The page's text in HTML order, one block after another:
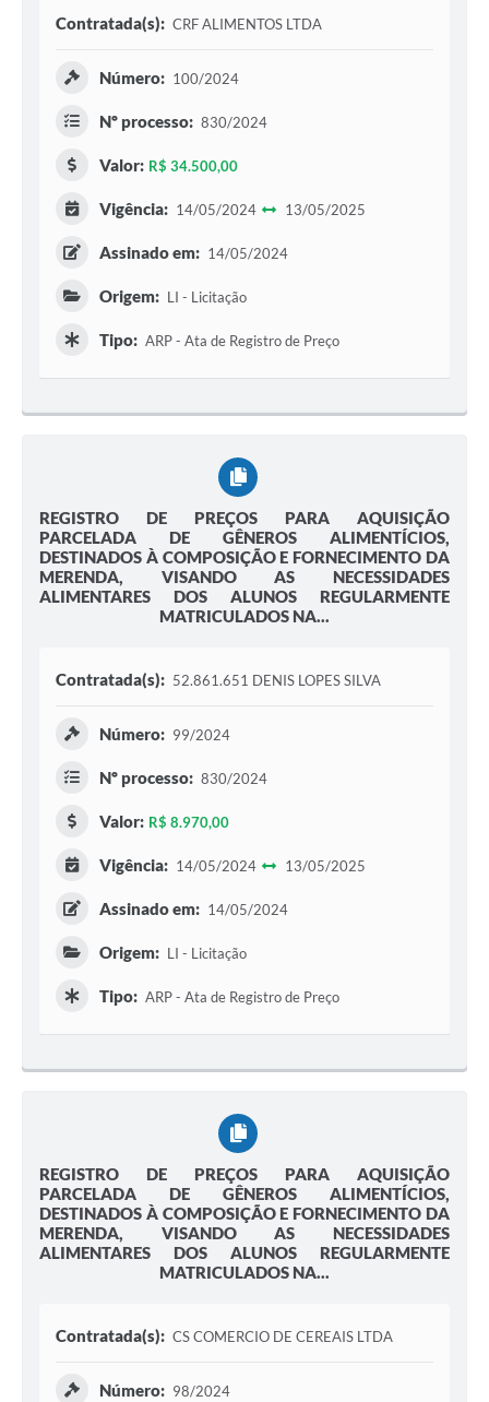
Contratada(s): CRF ALIMENTOS LTDA
Número: 100/2024
Nº processo: 830/2024
Valor: R$ 34.500,00
Vigência: 14/05/2024 13/05/2025
Assinado em: 14/05/2024
Origem: LI - Licitação
Tipo: ARP - Ata de Registro de Preço
REGISTRO DE PREÇOS PARA AQUISIÇÃO
PARCELADA DE GÊNEROS ALIMENTÍCIOS,
DESTINADOS À COMPOSIÇÃO E FORNECIMENTO DA
MERENDA, VISANDO AS NECESSIDADES
ALIMENTARES DOS ALUNOS REGULARMENTE
MATRICULADOS NA...
Contratada(s): 52.861.651 DENIS LOPES SILVA
Número: 99/2024
Nº processo: 830/2024
Valor: R$ 8.970,00
Vigência: 14/05/2024 13/05/2025
Assinado em: 14/05/2024
Origem: LI - Licitação
Tipo: ARP - Ata de Registro de Preço
REGISTRO DE PREÇOS PARA AQUISIÇÃO
PARCELADA DE GÊNEROS ALIMENTÍCIOS,
DESTINADOS À COMPOSIÇÃO E FORNECIMENTO DA
MERENDA, VISANDO AS NECESSIDADES
ALIMENTARES DOS ALUNOS REGULARMENTE
MATRICULADOS NA...
Contratada(s): CS COMERCIO DE CEREAIS LTDA
Número: 98/2024